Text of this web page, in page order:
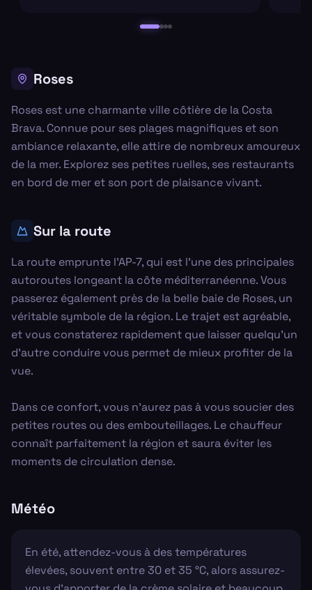
Roses
Roses est une charmante ville côtière de la Costa
Brava. Connue pour ses plages magnifiques et son
ambiance relaxante, elle attire de nombreux amoureux
de la mer. Explorez ses petites ruelles, ses restaurants
en bord de mer et son port de plaisance vivant.
Sur la route
La route emprunte l'AP-7, qui est l'une des principales
autoroutes longeant la côte méditerranéenne. Vous
passerez également près de la belle baie de Roses, un
véritable symbole de la région. Le trajet est agréable,
et vous constaterez rapidement que laisser quelqu'un
d'autre conduire vous permet de mieux profiter de la
vue.
Dans ce confort, vous n'aurez pas à vous soucier des
petites routes ou des embouteillages. Le chauffeur
connaît parfaitement la région et saura éviter les
moments de circulation dense.
Météo
En été, attendez-vous à des températures
élevées, souvent entre 30 et 35 °C, alors assurez-